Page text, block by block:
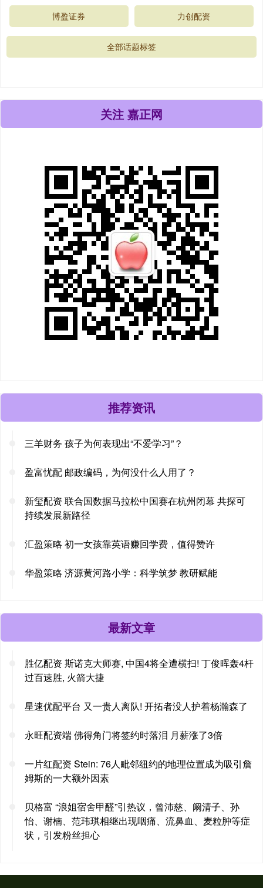
博盈证券 力创配资
全部话题标签
关注 嘉正网
推荐资讯
三羊财务 孩子为何表现出“不爱学习”？
盈富忧配 邮政编码，为何没什么人用了？
新玺配资 联合国数据马拉松中国赛在杭州闭幕 共探可
持续发展新路径
汇盈策略 初一女孩靠英语赚回学费，值得赞许
华盈策略 济源黄河路小学：科学筑梦 教研赋能
最新文章
胜亿配资 斯诺克大师赛, 中国4将全遭横扫! 丁俊晖轰4杆
过百速胜, 火箭大捷
星速优配平台 又一贵人离队! 开拓者没人护着杨瀚森了
永旺配资端 佛得角门将签约时落泪 月薪涨了3倍
一片红配资 Stein: 76人毗邻纽约的地理位置成为吸引詹
姆斯的一大额外因素
贝格富 “浪姐宿舍甲醛”引热议，曾沛慈、阚清子、孙
怡、谢楠、范玮琪相继出现咽痛、流鼻血、麦粒肿等症
状，引发粉丝担心